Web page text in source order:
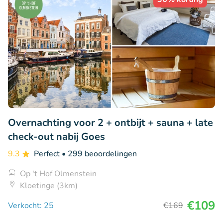
Overnachting voor 2 + ontbijt + sauna + late
check-out nabij Goes
9.3 Perfect • 299 beoordelingen
Op 't Hof Olmenstein
Kloetinge (3km)
Verkocht: 25
€169 €109